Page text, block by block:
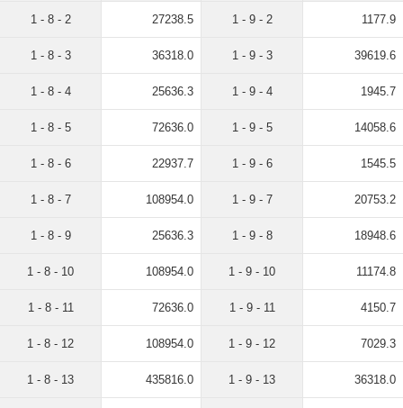
1 - 8 - 2 27238.5
1 - 8 - 3 36318.0
1 - 8 - 4 25636.3
1 - 8 - 5 72636.0
1 - 8 - 6 22937.7
1 - 8 - 7 108954.0
1 - 8 - 9 25636.3
1 - 8 - 10 108954.0
1 - 8 - 11 72636.0
1 - 8 - 12 108954.0
1 - 8 - 13 435816.0
1 - 9 - 2 1177.9
1 - 9 - 3 39619.6
1 - 9 - 4 1945.7
1 - 9 - 5 14058.6
1 - 9 - 6 1545.5
1 - 9 - 7 20753.2
1 - 9 - 8 18948.6
1 - 9 - 10 11174.8
1 - 9 - 11 4150.7
1 - 9 - 12 7029.3
1 - 9 - 13 36318.0